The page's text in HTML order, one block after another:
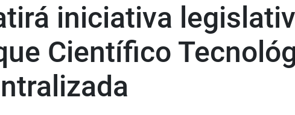
iniciativa
Científico